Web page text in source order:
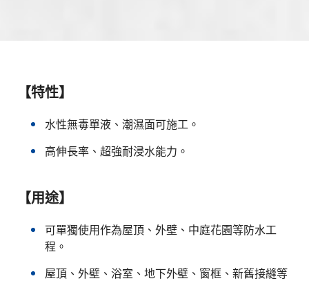
【特性】
水性無毒單液、潮濕面可施工。
高伸長率、超強耐浸水能力。
【用途】
可單獨使用作為屋頂、外壁、中庭花園等防水工
程。
屋頂、外壁、浴室、地下外壁、窗框、新舊接縫等